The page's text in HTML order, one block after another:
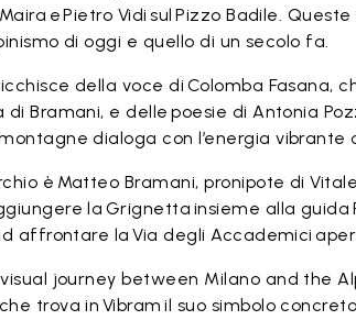
e Pietro Vidi sul Pizzo Badile.
di oggi e quello di un secolo fa.
della voce di Colomba Fasana,
Bramani, e delle poesie di Antonia
dialoga con l’energia vibrante
è Matteo Bramani, pronipote di
la Grignetta insieme alla guida
affrontare la Via degli Accademici
journey between Milano and the
trova in Vibram il suo simbolo